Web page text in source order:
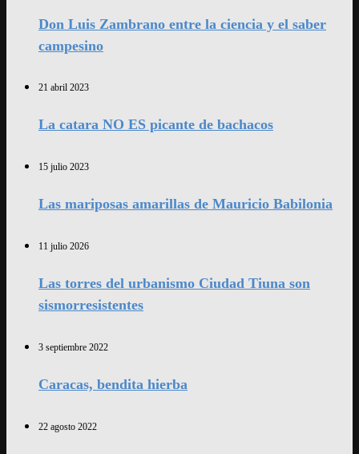
Don Luis Zambrano entre la ciencia y el saber
campesino
21 abril 2023
La catara NO ES picante de bachacos
15 julio 2023
Las mariposas amarillas de Mauricio Babilonia
11 julio 2026
Las torres del urbanismo Ciudad Tiuna son
sismorresistentes
3 septiembre 2022
Caracas, bendita hierba
22 agosto 2022